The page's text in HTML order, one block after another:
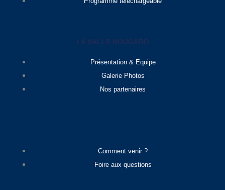
LA SALLE NOUGARO
Présentation & Equipe
Galerie Photos
Nos partenaires
Comment venir ?
Foire aux questions